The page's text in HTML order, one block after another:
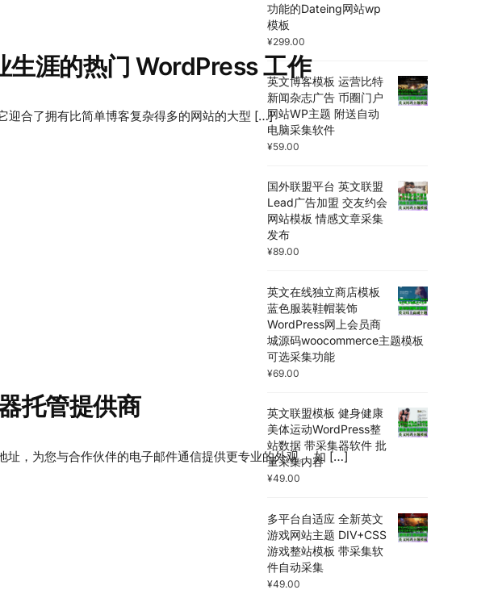
涯的热门 WordPress 工作
迎合了拥有比简单博客复杂得多的网站的大型 […]
托管提供商
址，为您与合作伙伴的电子邮件通信提供更专业的外观。 如 […]
功能的Dateing网站wp
模板
¥299.00
英文博客模板 运营比特
新闻杂志广告 币圈门户
网站WP主题 附送自动
电脑采集软件
¥59.00
国外联盟平台 英文联盟
Lead广告加盟 交友约会
网站模板 情感文章采集
发布
¥89.00
英文在线独立商店模板
蓝色服装鞋帽装饰
WordPress网上会员商
城源码woocommerce主题模板
可选采集功能
¥69.00
英文联盟模板 健身健康
美体运动WordPress整
站数据 带采集器软件 批
量采集内容
¥49.00
多平台自适应 全新英文
游戏网站主题 DIV+CSS
游戏整站模板 带采集软
件自动采集
¥49.00